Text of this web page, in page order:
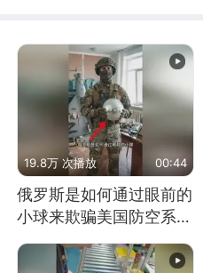
19.8万 次播放 00:44
俄罗斯是如何通过眼前的
小球来欺骗美国防空系统
的